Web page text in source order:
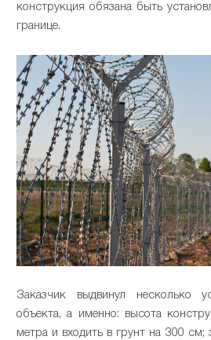
конструкция обязана быть
границе.
Заказчик выдвинул несколько
объекта, а именно: высота
метра и входить в грунт на 300 см;